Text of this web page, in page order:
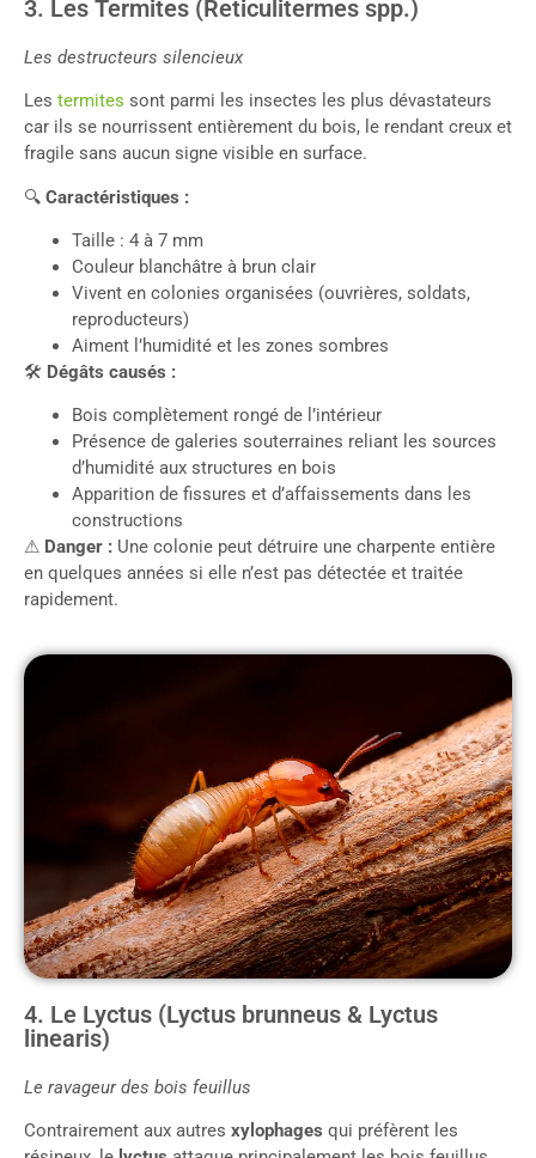
3. Les Termites (Reticulitermes spp.)
Les destructeurs silencieux
Les termites sont parmi les insectes les plus dévastateurs
car ils se nourrissent entièrement du bois, le rendant creux et
fragile sans aucun signe visible en surface.
🔍 Caractéristiques :
Taille : 4 à 7 mm
Couleur blanchâtre à brun clair
Vivent en colonies organisées (ouvrières, soldats,
reproducteurs)
Aiment l’humidité et les zones sombres
🛠 Dégâts causés :
Bois complètement rongé de l’intérieur
Présence de galeries souterraines reliant les sources
d’humidité aux structures en bois
Apparition de fissures et d’affaissements dans les
constructions
⚠ Danger : Une colonie peut détruire une charpente entière
en quelques années si elle n’est pas détectée et traitée
rapidement.
4. Le Lyctus (Lyctus brunneus & Lyctus
linearis)
Le ravageur des bois feuillus
Contrairement aux autres xylophages qui préfèrent les